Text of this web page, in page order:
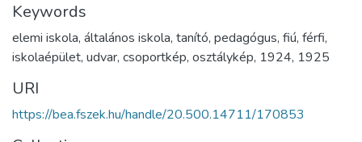
Keywords
elemi iskola, általános iskola, tanító, pedagógus, fiú, férfi,
iskolaépület, udvar, csoportkép, osztálykép, 1924, 1925
URI
https://bea.fszek.hu/handle/20.500.14711/170853